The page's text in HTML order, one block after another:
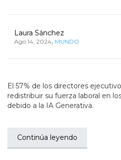
Laura Sánchez
Ago 14, 2024, MUNDO
El 57% de los directores
redistribuir su fuerza laboral en
debido a la IA Generativa.
Continúa leyendo